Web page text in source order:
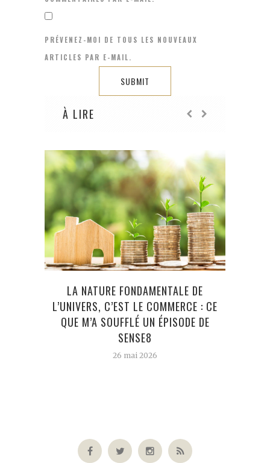
PRÉVENEZ-MOI DE TOUS LES NOUVEAUX
ARTICLES PAR E-MAIL.
À LIRE
LA NATURE FONDAMENTALE DE
L’UNIVERS, C’EST LE COMMERCE : CE
QUE M’A SOUFFLÉ UN ÉPISODE DE
SENSE8
26 mai 2026